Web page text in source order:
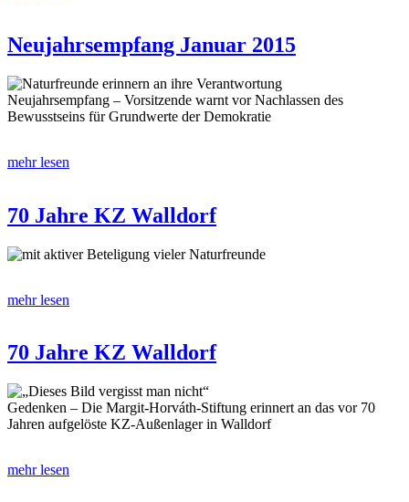
Neujahrsempfang Januar 2015
Naturfreunde erinnern an ihre Verantwortung
Neujahrsempfang – Vorsitzende warnt vor Nachlassen des
Bewusstseins für Grundwerte der Demokratie
mehr lesen
70 Jahre KZ Walldorf
mit aktiver Beteligung vieler Naturfreunde
mehr lesen
70 Jahre KZ Walldorf
„Dieses Bild vergisst man nicht“
Gedenken – Die Margit-Horváth-Stiftung erinnert an das vor 70
Jahren aufgelöste KZ-Außenlager in Walldorf
mehr lesen